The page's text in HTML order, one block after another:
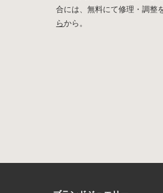
合には、無料にて修理・調整
らから。